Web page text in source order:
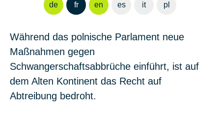
de fr en es it pl
Während das polnische Parlament neue
Maßnahmen gegen
Schwangerschaftsabbrüche einführt, ist auf
dem Alten Kontinent das Recht auf
Abtreibung bedroht.